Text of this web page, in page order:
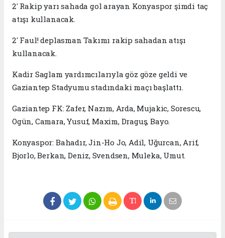
2' Rakip yarı sahada gol arayan Konyaspor şimdi taç
atışı kullanacak.
2' Faul! deplasman Takımı rakip sahadan atışı
kullanacak.
Kadir Saglam yardımcılarıyla göz göze geldi ve
Gaziantep Stadyumu stadındaki maçı başlattı.
Gaziantep FK: Zafer, Nazım, Arda, Mujakic, Sorescu,
Ogün, Camara, Yusuf, Maxim, Draguş, Bayo.
Konyaspor: Bahadır, Jin-Ho Jo, Adil, Uğurcan, Arif,
Bjorlo, Berkan, Deniz, Svendsen, Muleka, Umut.